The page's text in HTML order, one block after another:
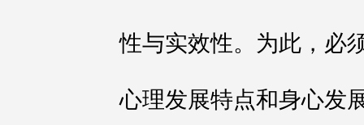
性与实效性。为此，必
心理发展特点和身心发